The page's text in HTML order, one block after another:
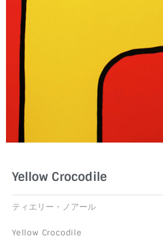
Yellow Crocodile
ティエリー・ノアール
Yellow Crocodile